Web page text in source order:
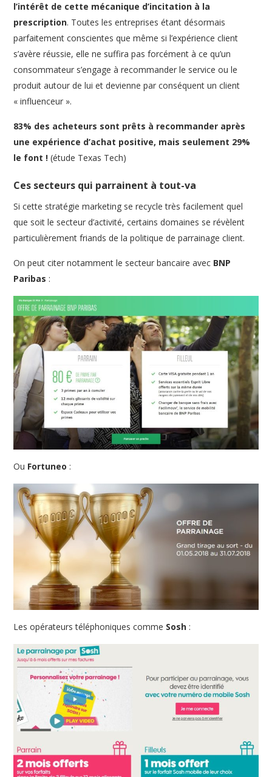
l’intérêt de cette mécanique d’incitation à la
prescription. Toutes les entreprises étant désormais
parfaitement conscientes que même si l’expérience client
s’avère réussie, elle ne suffira pas forcément à ce qu’un
consommateur s’engage à recommander le service ou le
produit autour de lui et devienne par conséquent un client
« influenceur ».
83% des acheteurs sont prêts à recommander après
une expérience d’achat positive, mais seulement 29%
le font ! (étude Texas Tech)
Ces secteurs qui parrainent à tout-va
Si cette stratégie marketing se recycle très facilement quel
que soit le secteur d’activité, certains domaines se révèlent
particulièrement friands de la politique de parrainage client.
On peut citer notamment le secteur bancaire avec BNP
Paribas :
Ou Fortuneo :
Les opérateurs téléphoniques comme Sosh :